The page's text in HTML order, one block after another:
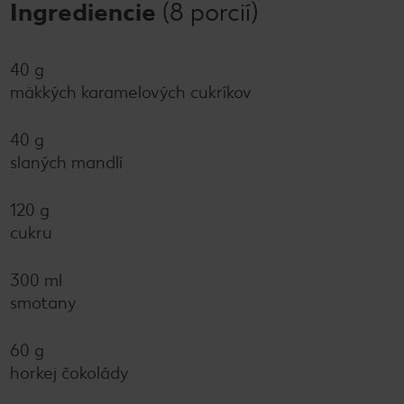
Ingrediencie (8 porcií)
40 g
mäkkých karamelových cukríkov
40 g
slaných mandlí
120 g
cukru
300 ml
smotany
60 g
horkej čokolády